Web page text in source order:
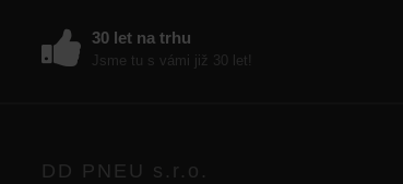
30 let na trhu
Jsme tu s vámi již 30 let!
DD PNEU s.r.o.